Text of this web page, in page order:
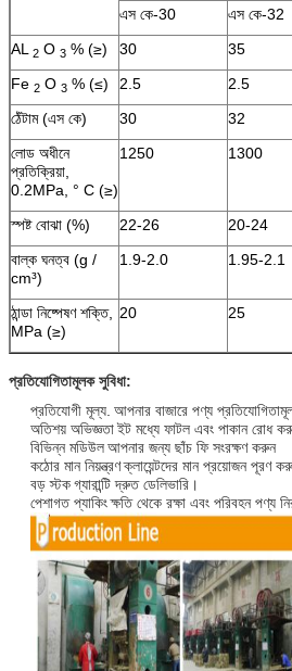
এস কে-30
এস কে-32
AL
2 O 3 % (≥) 30 35
Fe 2 O 3 % (≤) 2.5 2.5
ঠেঁটাম (এস কে)
30 32
লোড অধীনে
প্রতিক্রিয়া,
0.2MPa, ° C (≥)
1250 1300
স্পষ্ট বোঝা (%) 22-26 20-24
বাল্ক ঘনত্ব (g /
cm³)
1.9-2.0 1.95-2.1
ঠান্ডা নিষ্পেষণ শক্তি,
MPa (≥)
20 25
প্রতিযোগিতামূলক সুবিধা:
প্রতিযোগী মূল্য. আপনার বাজারে পণ্য
অতিশয় অভিজ্ঞতাইট মধ্যে ফাটল এবং পাকান রোধ
বিভিন্ন মডিউলআপনার জন্য ছাঁচ ফি সংরক্ষণ করুন
কঠোর মান নিয়ন্ত্রণক্লায়েন্টদের মান প্রয়োজন পূরণ
বড় স্টকগ্যারান্টি দ্রুত ডেলিভারি।
পেশাগত প্যাকিংক্ষতি থেকে রক্ষা এবং পরিবহন পণ্য